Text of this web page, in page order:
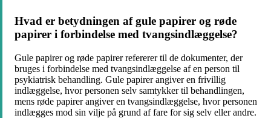
Hvad er betydningen af ​​gule papirer og røde
papirer i forbindelse med tvangsindlæggelse?
Gule papirer og røde papirer refererer til de dokumenter, der
bruges i forbindelse med tvangsindlæggelse af en person til
psykiatrisk behandling. Gule papirer angiver en frivillig
indlæggelse, hvor personen selv samtykker til behandlingen,
mens røde papirer angiver en tvangsindlæggelse, hvor personen
indlægges mod sin vilje på grund af fare for sig selv eller andre.